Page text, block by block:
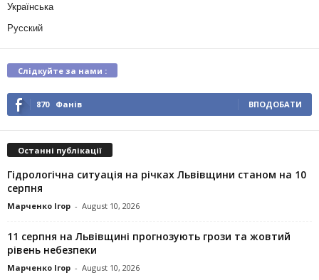
Українська
Русский
Слідкуйте за нами :
870 Фанів ВПОДОБАТИ
Останні публікації
Гідрологічна ситуація на річках Львівщини станом на 10
серпня
Марченко Ігор - August 10, 2026
11 серпня на Львівщині прогнозують грози та жовтий
рівень небезпеки
Марченко Ігор - August 10, 2026